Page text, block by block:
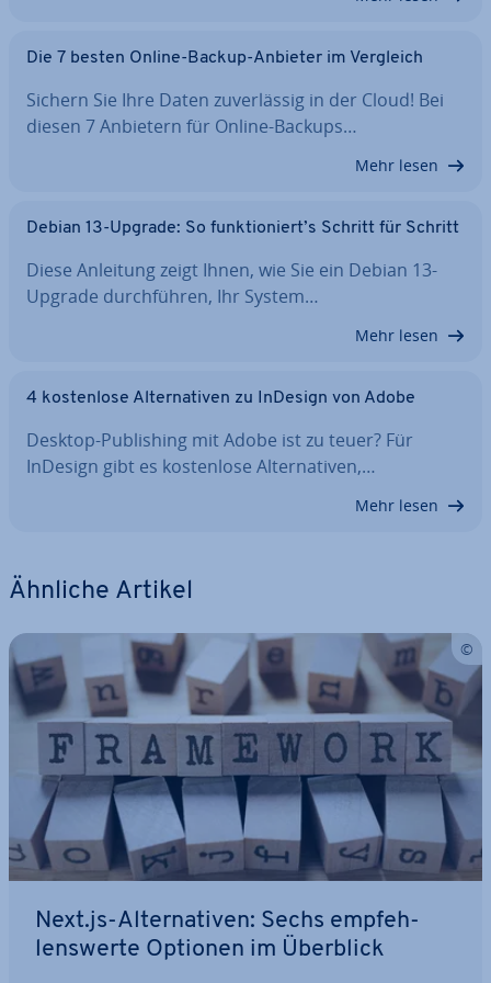
Die 7 besten Online-Backup-Anbieter im Vergleich
Sichern Sie Ihre Daten zu­ver­läs­sig in der Cloud! Bei
diesen 7 Anbietern für Online-Backups…
Mehr lesen
Debian 13-Upgrade: So funk­tio­niert’s Schritt für Schritt
Diese Anleitung zeigt Ihnen, wie Sie ein Debian 13-
Upgrade durch­füh­ren, Ihr System…
Mehr lesen
4 kos­ten­lo­se Al­ter­na­ti­ven zu InDesign von Adobe
Desktop-Pu­bli­shing mit Adobe ist zu teuer? Für
InDesign gibt es kos­ten­lo­se Al­ter­na­ti­ven,…
Mehr lesen
Ähnliche Artikel
Next.js-Al­ter­na­ti­ven: Sechs emp­feh­
lens­wer­te Optionen im Überblick